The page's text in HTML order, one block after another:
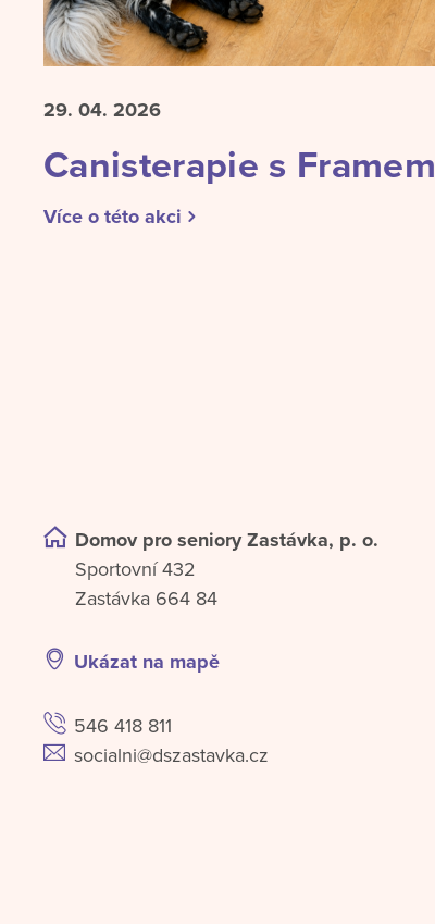
29. 04. 2026
Canisterapie s Framem
Více o této akci
Domov pro seniory Zastávka, p. o.
Sportovní 432
Zastávka 664 84
Ukázat na mapě
546 418 811
socialni@dszastavka.cz